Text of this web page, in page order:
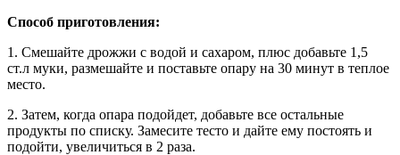
Способ приготовления:
1. Смешайте дрожжи с водой и сахаром, плюс добавьте 1,5
ст.л муки, размешайте и поставьте опару на 30 минут в теплое
место.
2. Затем, когда опара подойдет, добавьте все остальные
продукты по списку. Замесите тесто и дайте ему постоять и
подойти, увеличиться в 2 раза.